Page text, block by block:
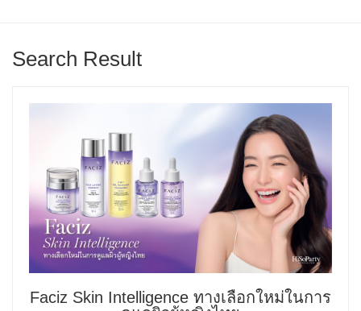
Search Result
Faciz Skin Intelligence ทางเลือกใหม่ในการ